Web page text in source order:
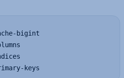
bigint
keys